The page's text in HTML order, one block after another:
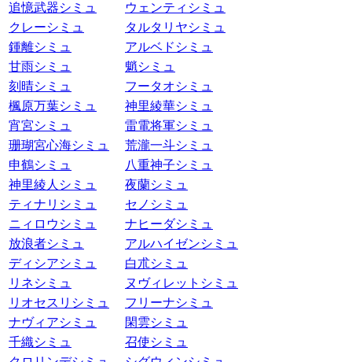
追憶武器シミュ
ウェンティシミュ
クレーシミュ
タルタリヤシミュ
鍾離シミュ
アルベドシミュ
甘雨シミュ
魈シミュ
刻晴シミュ
フータオシミュ
楓原万葉シミュ
神里綾華シミュ
宵宮シミュ
雷電将軍シミュ
珊瑚宮心海シミュ
荒瀧一斗シミュ
申鶴シミュ
八重神子シミュ
神里綾人シミュ
夜蘭シミュ
ティナリシミュ
セノシミュ
ニィロウシミュ
ナヒーダシミュ
放浪者シミュ
アルハイゼンシミュ
ディシアシミュ
白朮シミュ
リネシミュ
ヌヴィレットシミュ
リオセスリシミュ
フリーナシミュ
ナヴィアシミュ
閑雲シミュ
千織シミュ
召使シミュ